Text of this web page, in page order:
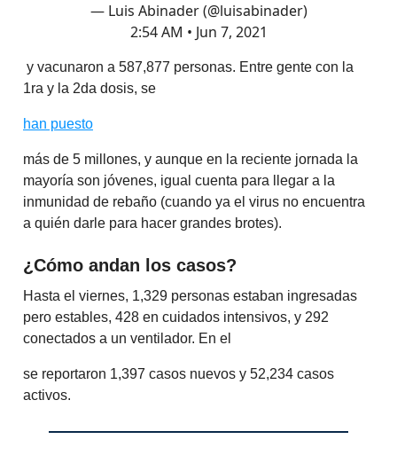
— Luis Abinader (@luisabinader)
2:54 AM • Jun 7, 2021
y vacunaron a 587,877 personas. Entre gente con la
1ra y la 2da dosis, se
han puesto
más de 5 millones, y aunque en la reciente jornada la
mayoría son jóvenes, igual cuenta para llegar a la
inmunidad de rebaño (cuando ya el virus no encuentra
a quién darle para hacer grandes brotes).
¿Cómo andan los casos?
Hasta el viernes, 1,329 personas estaban ingresadas
pero estables, 428 en cuidados intensivos, y 292
conectados a un ventilador. En el
se reportaron 1,397 casos nuevos y 52,234 casos
activos.